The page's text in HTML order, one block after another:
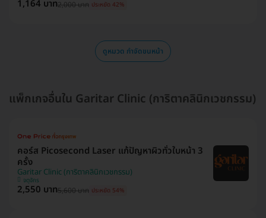
1,164 บาท2,000 บาท ประหยัด 42%
ดูหมวด กำจัดขนหน้า
แพ็กเกจอื่นใน Garitar Clinic (การิตาคลินิกเวชกรรม)
คอร์ส Picosecond Laser แก้ปัญหาผิวทั่วใบหน้า 3
ครั้ง
Garitar Clinic (การิตาคลินิกเวชกรรม)
จตุจักร
2,550 บาท5,600 บาท ประหยัด 54%